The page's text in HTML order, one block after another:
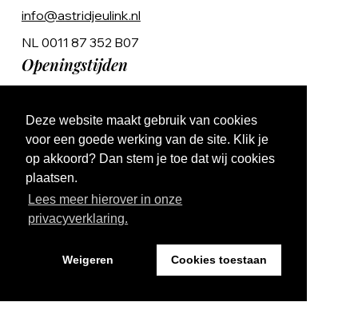
Deze website maakt gebruik van cookies
voor een goede werking van de site. Klik je
op akkoord? Dan stem je toe dat wij cookies
plaatsen.
Lees meer hierover in onze
privacyverklaring.
Weigeren Cookies toestaan
info@astridjeulink.nl
NL 0011 87 352 B07
Openingstijden
Ma t/m Vr 9:00 - 17:00
Website by The Cre8ion.Lab